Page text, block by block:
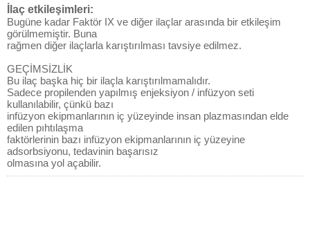
İlaç etkileşimleri:
Bugüne kadar Faktör IX ve diğer ilaçlar arasında bir etkileşim
görülmemiştir. Buna
rağmen diğer ilaçlarla karıştırılması tavsiye edilmez.
GEÇİMSİZLİK
Bu ilaç başka hiç bir ilaçla karıştırılmamalıdır.
Sadece propilenden yapılmış enjeksiyon / infüzyon seti
kullanılabilir, çünkü bazı
infüzyon ekipmanlarının iç yüzeyinde insan plazmasından elde
edilen pıhtılaşma
faktörlerinin bazı infüzyon ekipmanlarının iç yüzeyine
adsorbsiyonu, tedavinin başarısız
olmasına yol açabilir.